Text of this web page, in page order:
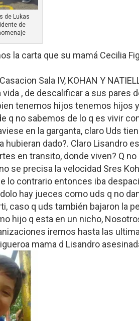
de Lukas
de
la carta que su mamá Cecilia
Sala IV, KOHAN Y
, de descalificar a sus pares
tenemos hijos tenemos hijos
q no sabemos de lo q es vivir
en la garganta, claro Uds
dado?. Claro Lisandro
en transito, donde viven? Q
se precisa la velocidad Sres
lo contrario entonces iba
hay jueces como uds q no
caso q uds también bajaron la
hijo q esta en un nicho,
iremos hasta las
mama d Lisandro